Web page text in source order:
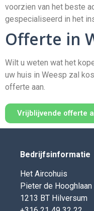
voorzien van het beste
gespecialiseerd in het
Offerte in
Wilt u weten wat het
uw huis in Weesp zal
offerte aan.
Vrijblijvende offerte
Bedrijfsinformatie
Het Aircohuis
Pieter de Hooghlaan
1213 BT Hilversum